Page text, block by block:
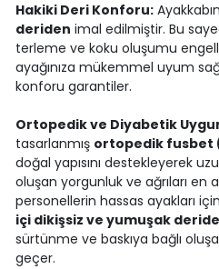
Hakiki Deri Konforu:
deriden imal edilmiştir. Bu
terleme ve koku oluşumu
ayağınıza mükemmel uyum
konforu garantiler.
Ortopedik ve Diyabetik
tasarlanmış ortopedik fusbet
doğal yapısını destekleyerek
oluşan yorgunluk ve ağrıları en
personellerin hassas ayakları
içi dikişsiz ve yumuşak
sürtünme ve baskıya bağlı
geçer.